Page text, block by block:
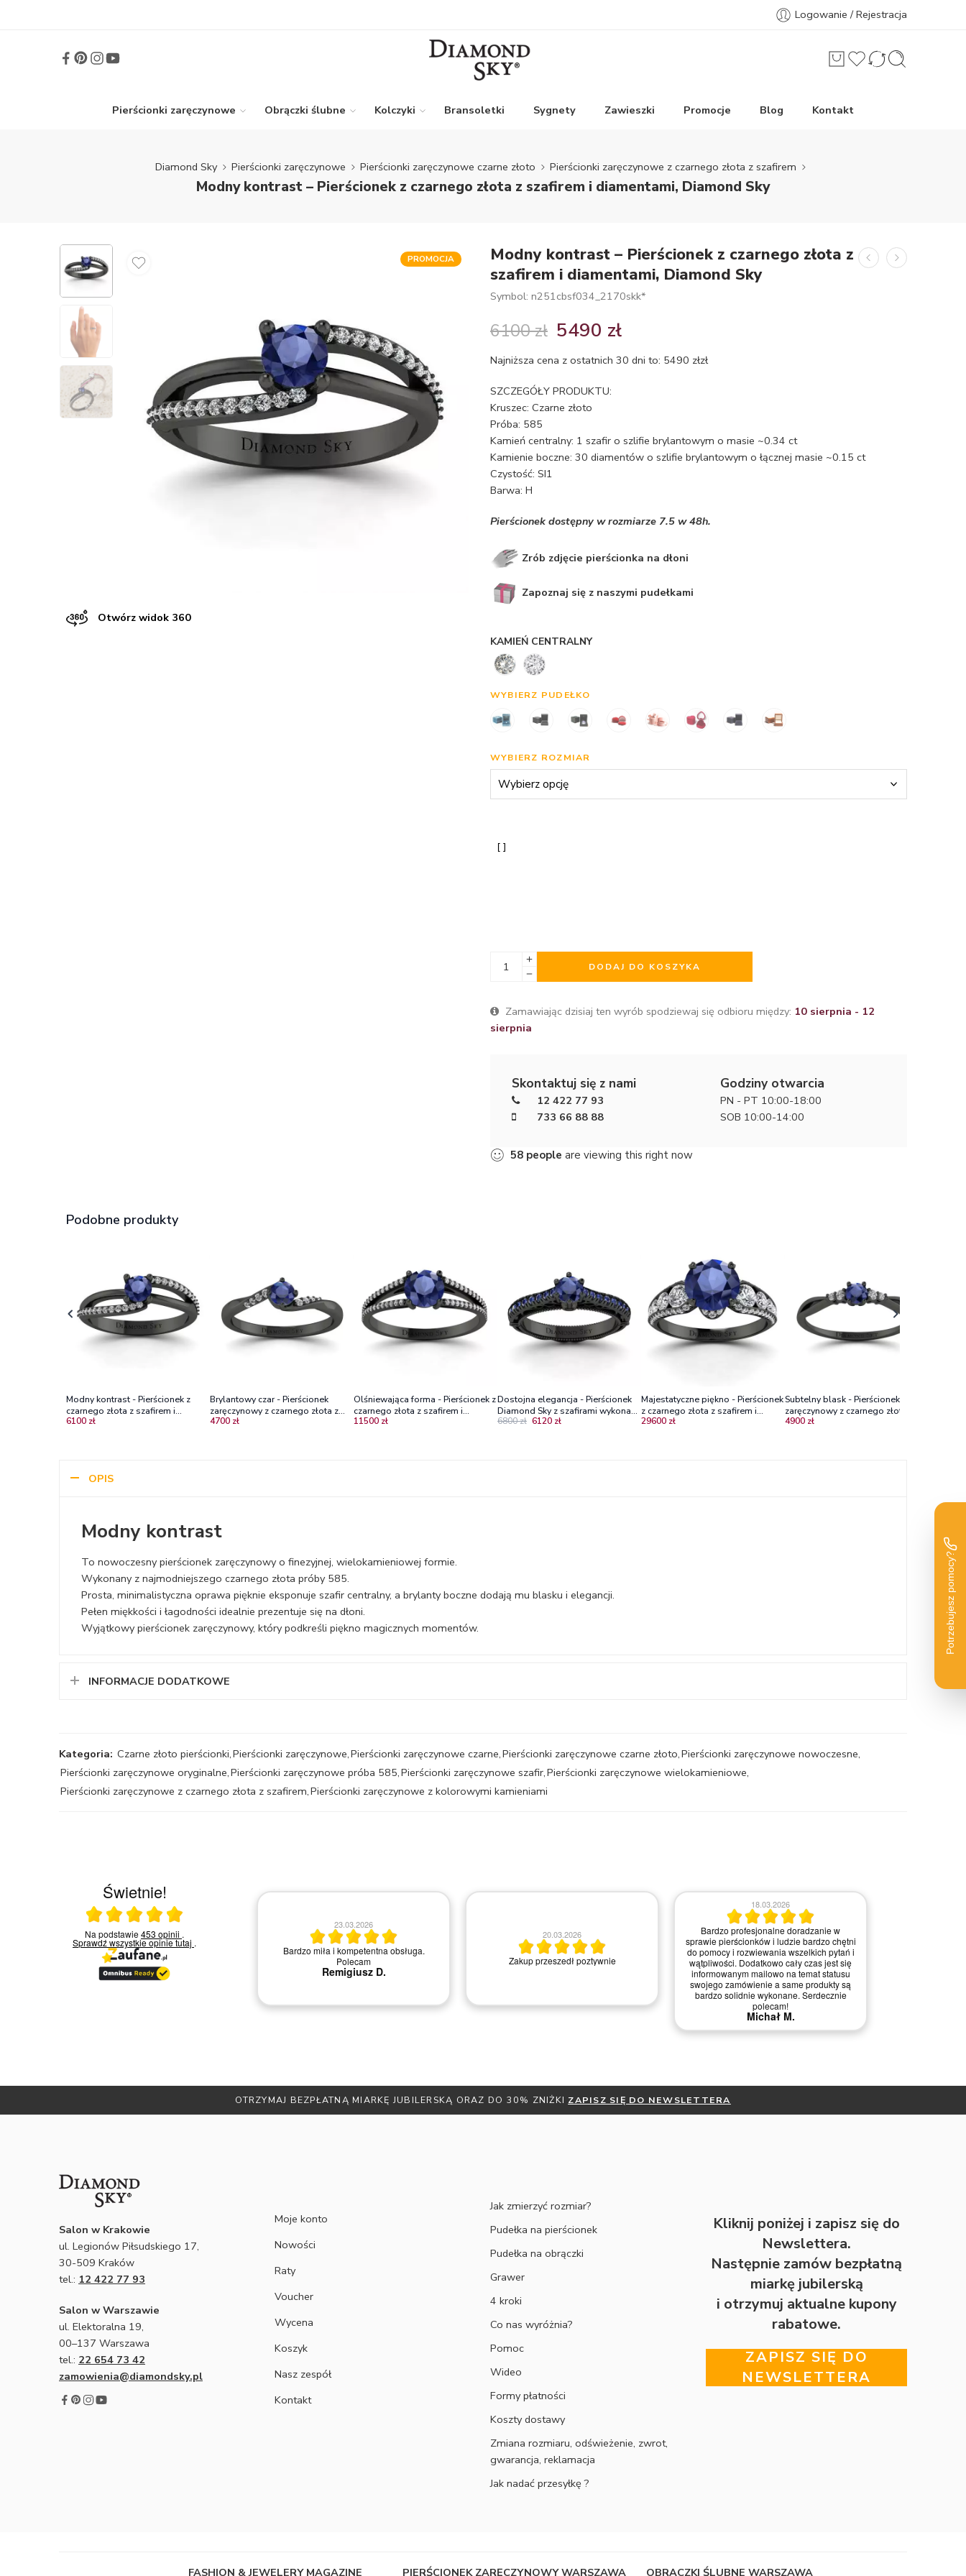
Logowanie / Rejestracja
Pierścionki zaręczynowe Obrączki ślubne Kolczyki Bransoletki Sygnety Zawieszki Promocje Blog Kontakt
Diamond Sky Pierścionki zaręczynowe Pierścionki zaręczynowe czarne złoto Pierścionki zaręczynowe z czarnego złota z szafirem
Modny kontrast – Pierścionek z czarnego złota z szafirem i diamentami, Diamond Sky
PROMOCJA
Otwórz widok 360
Modny kontrast – Pierścionek z czarnego złota z
szafirem i diamentami, Diamond Sky
Symbol: n251cbsf034_2170skk*
6100zł 5490 zł
Najniższa cena z ostatnich 30 dni to: 5490 złzł
SZCZEGÓŁY PRODUKTU:
Kruszec: Czarne złoto
Próba: 585
Kamień centralny: 1 szafir o szlifie brylantowym o masie ~0.34 ct
Kamienie boczne: 30 diamentów o szlifie brylantowym o łącznej masie ~0.15 ct
Czystość: SI1
Barwa: H
Pierścionek dostępny w rozmiarze 7.5 w 48h.
Zrób zdjęcie pierścionka na dłoni
Zapoznaj się z naszymi pudełkami
KAMIEŃ CENTRALNY
WYBIERZ PUDEŁKO
WYBIERZ ROZMIAR
DODAJ DO KOSZYKA
Zamawiając dzisiaj ten wyrób spodziewaj się odbioru między: 10 sierpnia - 12
sierpnia
Skontaktuj się z nami
12 422 77 93
733 66 88 88
Godziny otwarcia
PN - PT 10:00-18:00
SOB 10:00-14:00
58 people are viewing this right now
Podobne produkty
Modny kontrast - Pierścionek z
czarnego złota z szafirem i
diamentami, Diamond Sky
6100 zł
Brylantowy czar - Pierścionek
zaręczynowy z czarnego złota z
szafirem i diamentami
4700 zł
Olśniewająca forma - Pierścionek z
czarnego złota z szafirem i
brylantami
11500 zł
Dostojna elegancja - Pierścionek
Diamond Sky z szafirami wykonany
z czarnego złota
6800 zł 6120 zł
Majestatyczne piękno - Pierścionek
z czarnego złota z szafirem i
brylantami
29600 zł
Subtelny blask - Pierścionek
zaręczynowy z czarnego złota z
szafirem i diamentami
4900 zł
OPIS
Modny kontrast
To nowoczesny pierścionek zaręczynowy o finezyjnej, wielokamieniowej formie.
Wykonany z najmodniejszego czarnego złota próby 585.
Prosta, minimalistyczna oprawa pięknie eksponuje szafir centralny, a brylanty boczne dodają mu blasku i elegancji.
Pełen miękkości i łagodności idealnie prezentuje się na dłoni.
Wyjątkowy pierścionek zaręczynowy, który podkreśli piękno magicznych momentów.
INFORMACJE DODATKOWE
Kategoria: Czarne złoto pierścionki,Pierścionki zaręczynowe,Pierścionki zaręczynowe czarne,Pierścionki zaręczynowe czarne złoto,Pierścionki zaręczynowe nowoczesne,
Pierścionki zaręczynowe oryginalne,Pierścionki zaręczynowe próba 585,Pierścionki zaręczynowe szafir,Pierścionki zaręczynowe wielokamieniowe,
Pierścionki zaręczynowe z czarnego złota z szafirem,Pierścionki zaręczynowe z kolorowymi kamieniami
Świetnie!
Ocena średnia 5 na 5
Na podstawie453 opinii .
Sprawdź wszystkie opinietutaj .
23.03.2026
Bardzo miła i kompetentna obsługa.
Polecam
Remigiusz D.
20.03.2026
Zakup przeszedł poztywnie
Bardzo profesjonalne doradzanie w
sprawie pierścionków i ludzie bardzo chętni
do pomocy i rozwiewania wszelkich pytań i
wątpliwości. Dodatkowo cały czas jest się
polecam!
03.03.2026
Nie ma uwag. Konkretny towar
OTRZYMAJ BEZPŁATNĄ MIARKĘ JUBILERSKĄ ORAZ DO 30% ZNIŻKI ZAPISZ SIĘ DO NEWSLETTERA
Salon w Krakowie
ul. Legionów Piłsudskiego 17,
30-509 Kraków
tel.: 12 422 77 93
Salon w Warszawie
ul. Elektoralna 19,
00–137 Warszawa
tel.: 22 654 73 42
zamowienia@diamondsky.pl
Moje konto
Nowości
Raty
Voucher
Wycena
Koszyk
Nasz zespół
Kontakt
Jak zmierzyć rozmiar?
Pudełka na pierścionek
Pudełka na obrączki
Grawer
4 kroki
Co nas wyróżnia?
Pomoc
Wideo
Formy płatności
Koszty dostawy
Zmiana rozmiaru, odświeżenie, zwrot,
gwarancja, reklamacja
Jak nadać przesyłkę ?
Kliknij poniżej i zapisz się do
Newslettera.
Następnie zamów bezpłatną
miarkę jubilerską
i otrzymuj aktualne kupony
rabatowe.
ZAPISZ SIĘ DO
NEWSLETTERA
FASHION & JEWELERY MAGAZINE PIERŚCIONEK ZARĘCZYNOWY WARSZAWA OBRĄCZKI ŚLUBNE WARSZAWA